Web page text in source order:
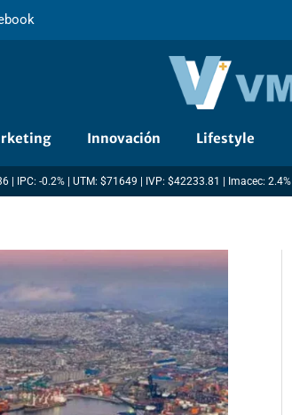
Innovación Lifestyle
IPC: -0.2% | UTM: $71649 | IVP: $42233.81 | Imacec: 2.4%